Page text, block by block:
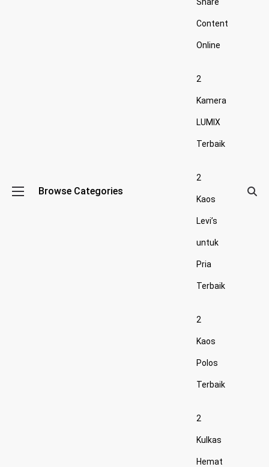
Browse Categories
Content
Online
2
Kamera
LUMIX
Terbaik
2
Kaos
Levi’s
untuk
Pria
Terbaik
2
Kaos
Polos
Terbaik
2
Kulkas
Hemat